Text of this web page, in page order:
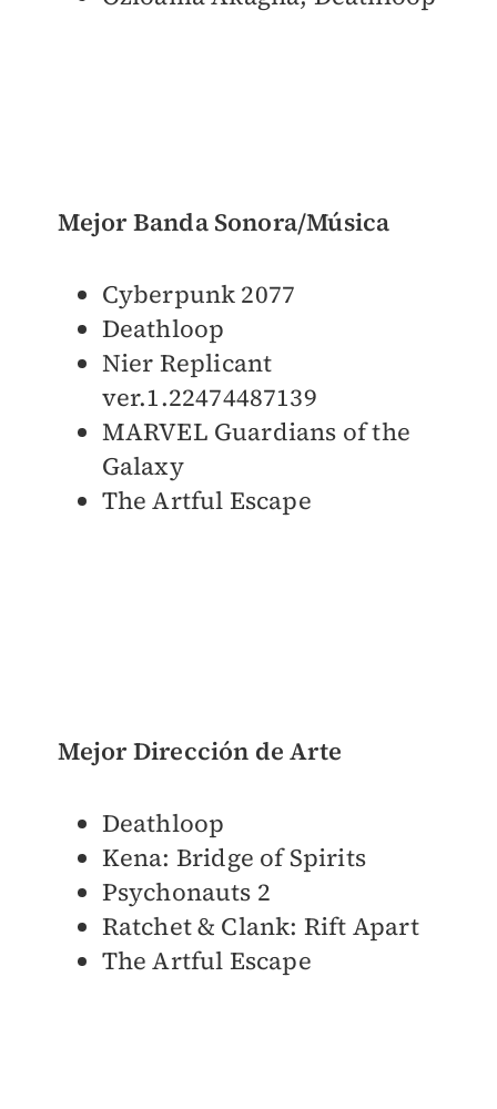
Mejor Banda Sonora/Música
Cyberpunk 2077
Deathloop
Nier Replicant
ver.1.22474487139
MARVEL Guardians of the
Galaxy
The Artful Escape
Mejor Dirección de Arte
Deathloop
Kena: Bridge of Spirits
Psychonauts 2
Ratchet & Clank: Rift Apart
The Artful Escape